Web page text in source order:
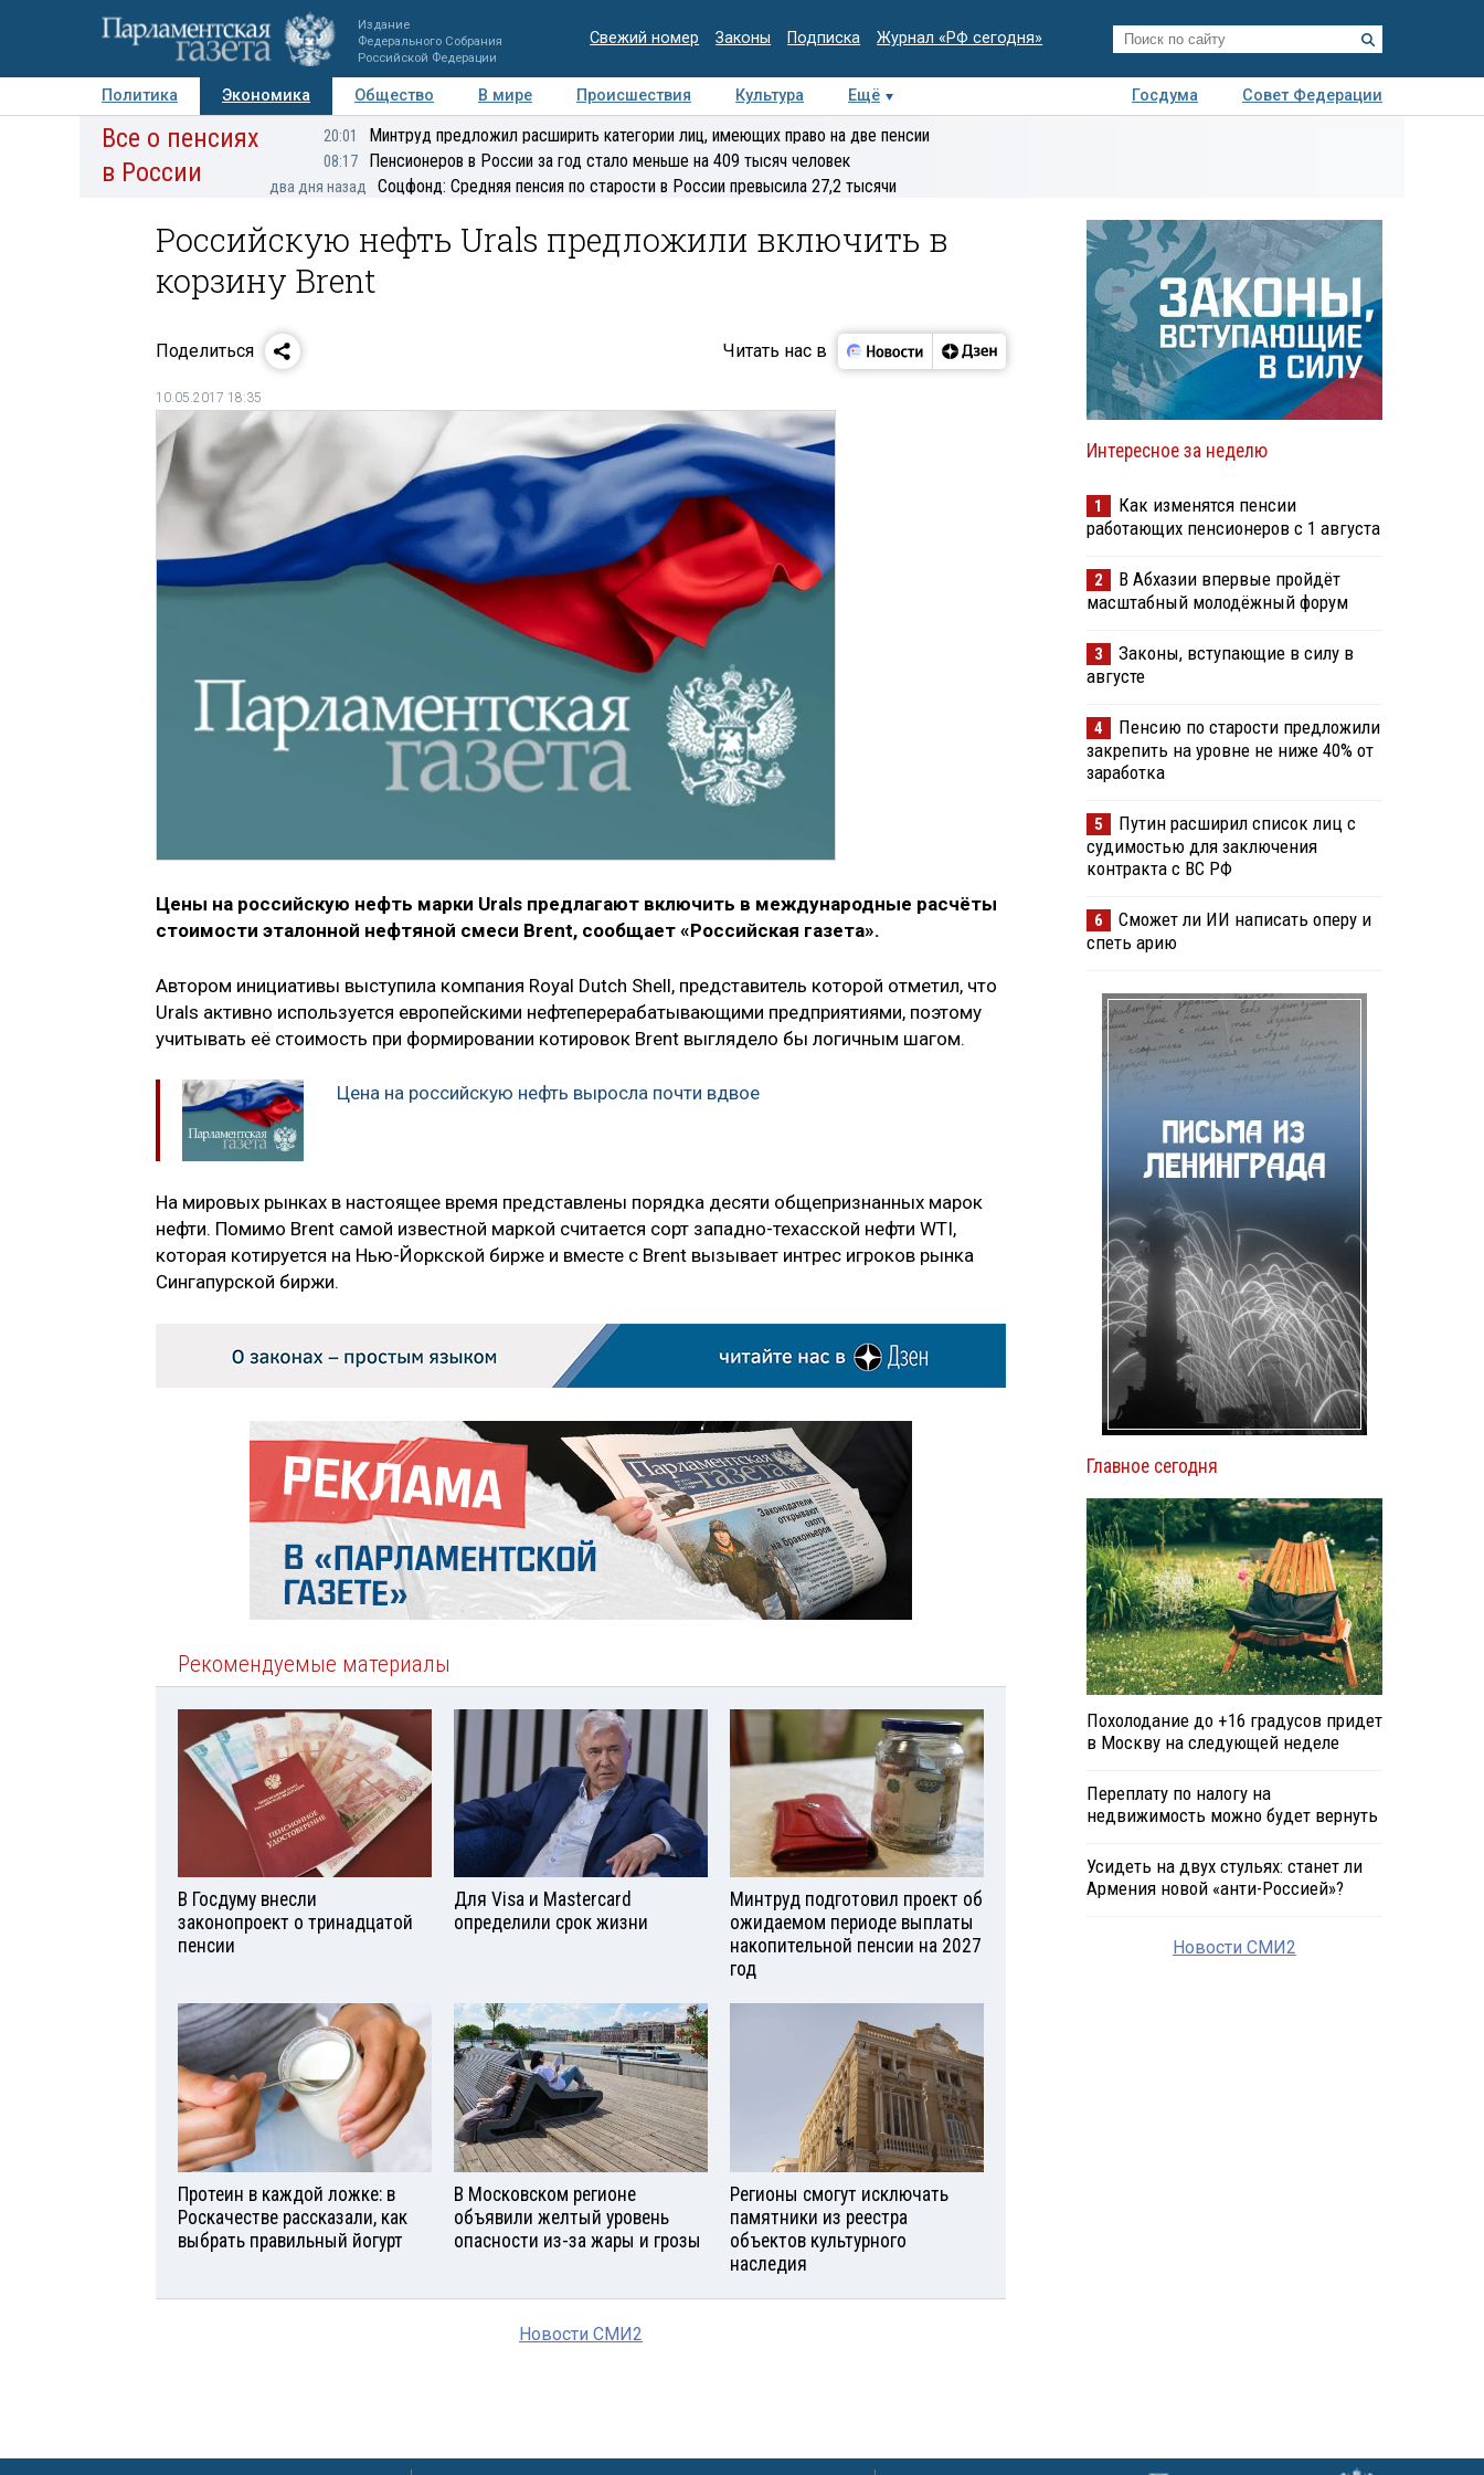
Издание
Федерального Собрания
Российской Федерации
Свежий номер Законы Подписка Журнал «РФ сегодня»
Политика Экономика Общество В мире Происшествия Культура Ещё Госдума
Совет Федерации
Авторы Персоны Мнения Регионы Медиацентр Интервью Колумнисты
Деловая
Все о пенсиях
в России
20:01 Минтруд предложил расширить категории лиц, имеющих право на две пенсии
08:17 Пенсионеров в России за год стало меньше на 409 тысяч человек
два дня назад Соцфонд: Средняя пенсия по старости в России превысила 27,2 тысячи
Российскую нефть Urals предложили включить в
корзину Brent
Поделиться Читать нас в
10.05.2017 18:35
Цены на российскую нефть марки Urals предлагают включить в международные расчёты
стоимости эталонной нефтяной смеси Brent, сообщает «Российская газета».
Автором инициативы выступила компания Royal Dutch Shell, представитель которой отметил, что
Urals активно используется европейскими нефтеперерабатывающими предприятиями, поэтому
учитывать её стоимость при формировании котировок Brent выглядело бы логичным шагом.
Цена на российскую нефть выросла почти вдвое
На мировых рынках в настоящее время представлены порядка десяти общепризнанных марок
нефти. Помимо Brent самой известной маркой считается сорт западно-техасской нефти WTI,
которая котируется на Нью-Йоркской бирже и вместе с Brent вызывает интрес игроков рынка
Сингапурской биржи.
Рекомендуемые материалы
В Госдуму внесли
законопроект о тринадцатой
пенсии
Для Visа и Mastercard
определили срок жизни
Минтруд подготовил проект об
ожидаемом периоде выплаты
накопительной пенсии на 2027
год
Протеин в каждой ложке: в
Роскачестве рассказали, как
выбрать правильный йогурт
В Московском регионе
объявили желтый уровень
опасности из-за жары и грозы
Регионы смогут исключать
памятники из реестра
объектов культурного
наследия
Новости СМИ2
Интересное за неделю
1
Как изменятся пенсии
работающих пенсионеров с 1 августа
2
В Абхазии впервые пройдёт
масштабный молодёжный форум
3
Законы, вступающие в силу в
августе
4
Пенсию по старости предложили
закрепить на уровне не ниже 40% от
заработка
5
Путин расширил список лиц с
судимостью для заключения
контракта с ВС РФ
6
Сможет ли ИИ написать оперу и
спеть арию
Главное сегодня
Похолодание до +16 градусов придет
в Москву на следующей неделе
Переплату по налогу на
недвижимость можно будет вернуть
Усидеть на двух стульях: станет ли
Армения новой «анти-Россией»?
Новости СМИ2